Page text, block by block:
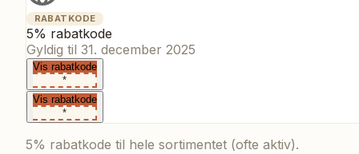
RABATKODE
5% rabatkode
Gyldig til 31. december 2025
Vis rabatkode
*
Vis rabatkode
*
5% rabatkode til hele sortimentet (ofte aktiv).